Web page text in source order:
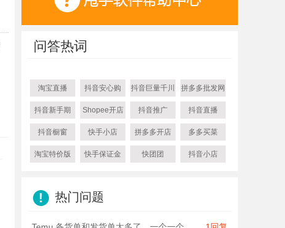
问答热词
淘宝直播 抖音安心购 抖音巨量千川 拼多多批发网
抖音新手期 Shopee开店 抖音推广 抖音直播
抖音橱窗 快手小店 拼多多开店 多多买菜
淘宝特价版 快手保证金 快团团 抖音小店
热门问题